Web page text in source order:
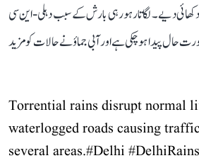
دیے۔ لگاتار ہو رہی بارش کے سبب دہلی-این سی
حال پیدا ہو چکی ہے اور آبی جماؤ نے حالات کو مزید
Torrential rains disrupt normal
waterlogged roads causing
several areas.#Delhi #DelhiRains